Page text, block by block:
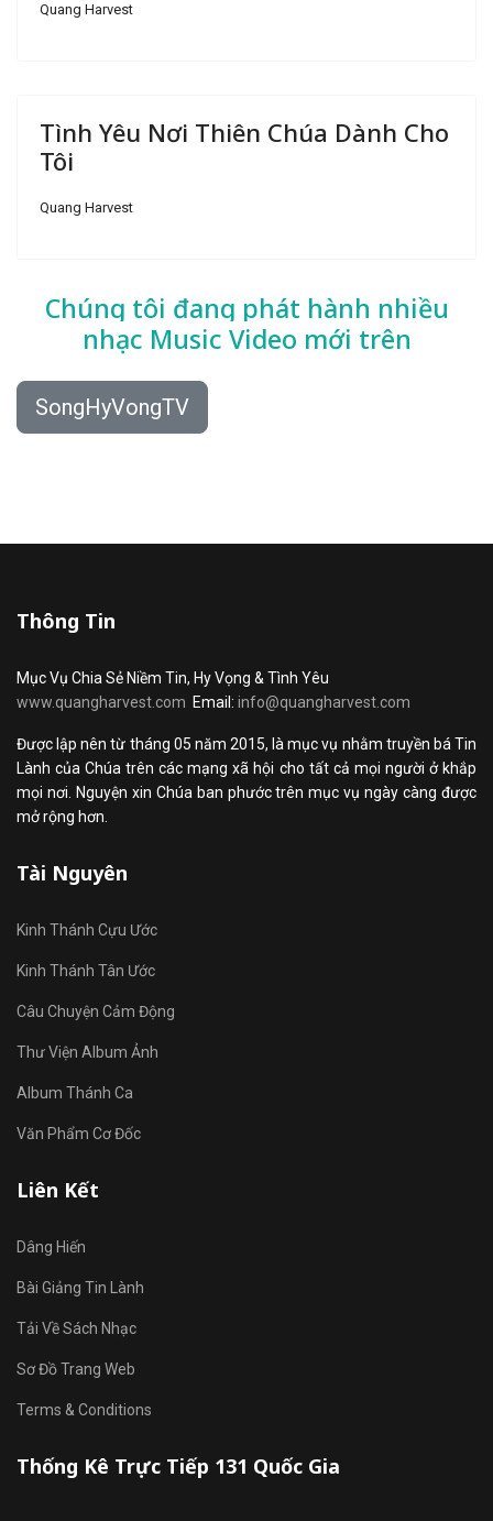
Quang Harvest
Tình Yêu Nơi Thiên Chúa Dành Cho
Tôi
Quang Harvest
Chúng tôi đang phát hành nhiều
nhạc Music Video mới trên
SongHyVongTV
Thông Tin
Mục Vụ Chia Sẻ Niềm Tin, Hy Vọng & Tình Yêu
www.quangharvest.com Email: info@quangharvest.com
Được lập nên từ tháng 05 năm 2015, là mục vụ nhằm truyền bá Tin
Lành của Chúa trên các mạng xã hội cho tất cả mọi người ở khắp
mọi nơi. Nguyện xin Chúa ban phước trên mục vụ ngày càng được
mở rộng hơn.
Tài Nguyên
Kinh Thánh Cựu Ước
Kinh Thánh Tân Ước
Câu Chuyện Cảm Động
Thư Viện Album Ảnh
Album Thánh Ca
Văn Phẩm Cơ Đốc
Liên Kết
Dâng Hiến
Bài Giảng Tin Lành
Tải Về Sách Nhạc
Sơ Đồ Trang Web
Terms & Conditions
Thống Kê Trực Tiếp 131 Quốc Gia